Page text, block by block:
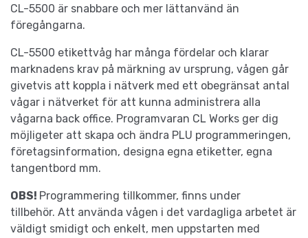
CL-5500 är snabbare och mer lättanvänd än
föregångarna.
CL-5500 etikettvåg har många fördelar och klarar
marknadens krav på märkning av ursprung, vågen går
givetvis att koppla i nätverk med ett obegränsat antal
vågar i nätverket för att kunna administrera alla
vågarna back office. Programvaran CL Works ger dig
möjligeter att skapa och ändra PLU programmeringen,
företagsinformation, designa egna etiketter, egna
tangentbord mm.
OBS! Programmering tillkommer, finns under
tillbehör. Att använda vågen i det vardagliga arbetet är
väldigt smidigt och enkelt, men uppstarten med